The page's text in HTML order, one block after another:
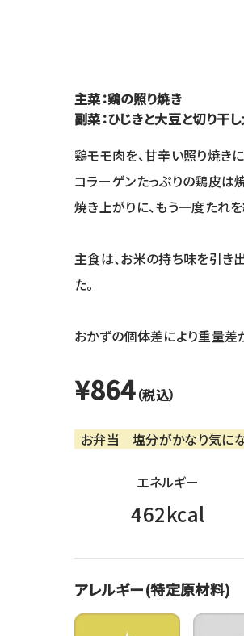
主菜：鶏の照り焼き
副菜：ひじきと大豆と切り干
鶏モモ肉を、甘辛い照り焼きに
コラーゲンたっぷりの鶏皮は
焼き上がりに、もう一度たれ
主食は、お米の持ち味を引き
た。
おかずの個体差により重量差
¥864（税込）
お弁当 塩分がかなり気に
エネルギー
462kcal
アレルギー(特定原材料)